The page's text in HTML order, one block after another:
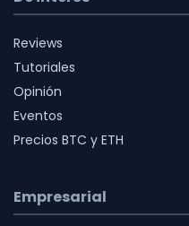
Reviews
Tutoriales
Opinión
Eventos
Precios BTC y ETH
Empresarial